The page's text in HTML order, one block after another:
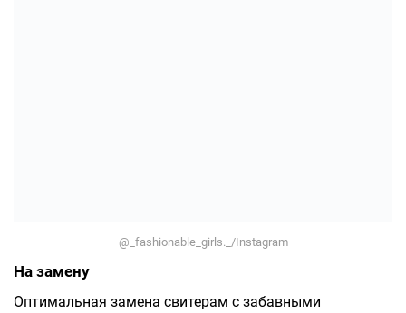
@_fashionable_girls._/Instagram
На замену
Оптимальная замена свитерам с забавными